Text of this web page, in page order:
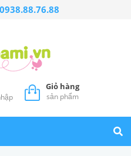
0938.88.76.88
Giỏ hàng
sản phẩm